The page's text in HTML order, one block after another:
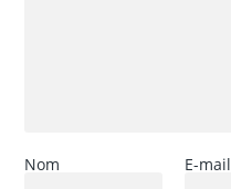
Nom E-mail